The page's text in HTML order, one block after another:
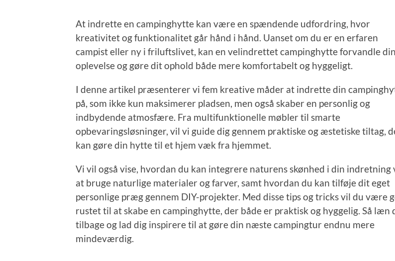
At indrette en campinghytte kan være en spændende udfordring, hvor
kreativitet og funktionalitet går hånd i hånd. Uanset om du er en erfaren
campist eller ny i friluftslivet, kan en velindrettet campinghytte forvandle din
oplevelse og gøre dit ophold både mere komfortabelt og hyggeligt.
I denne artikel præsenterer vi fem kreative måder at indrette din
på, som ikke kun maksimerer pladsen, men også skaber en personlig og
indbydende atmosfære. Fra multifunktionelle møbler til smarte
opbevaringsløsninger, vil vi guide dig gennem praktiske og æstetiske tiltag,
kan gøre din hytte til et hjem væk fra hjemmet.
Vi vil også vise, hvordan du kan integrere naturens skønhed i din indretning
at bruge naturlige materialer og farver, samt hvordan du kan tilføje dit eget
personlige præg gennem DIY-projekter. Med disse tips og tricks vil du være
rustet til at skabe en campinghytte, der både er praktisk og hyggelig. Så læn
tilbage og lad dig inspirere til at gøre din næste campingtur endnu mere
mindeværdig.